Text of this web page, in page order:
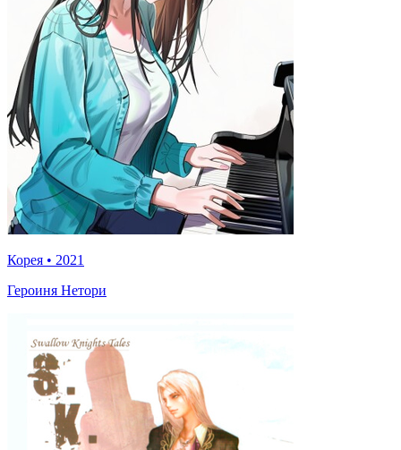
Корея • 2021
Героиня Нетори